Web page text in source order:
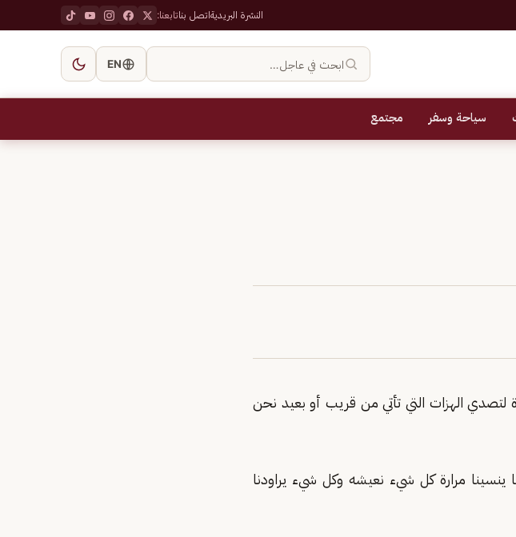
النشرة البريديةاتصل بناتابعنا:
ابحث في عاجل… EN
سياحة وسفر مجتمع
الهزات التي تأتي من قريب أو بعيد نحن
ينسينا مرارة كل شيء نعيشه وكل شيء يراودنا